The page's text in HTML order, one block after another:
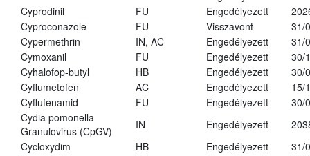
Cyprodinil
FU Engedélyezett
Cyproconazole
FU Visszavont
31/
Cypermethrin
IN, AC Engedélyezett
31/
Cymoxanil
FU Engedélyezett
30/
Cyhalofop-butyl
HB Engedélyezett
30/
Cyflumetofen
AC Engedélyezett
15/
Cyflufenamid
FU Engedélyezett
30/
Cydia pomonella
Granulovirus (CpGV)
IN Engedélyezett
Cycloxydim
HB Engedélyezett
31/